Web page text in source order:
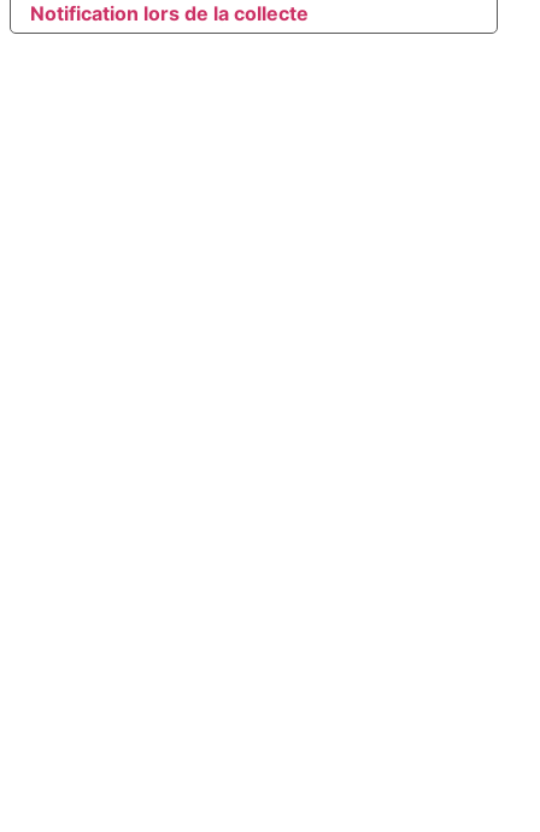
Notification lors de la collecte